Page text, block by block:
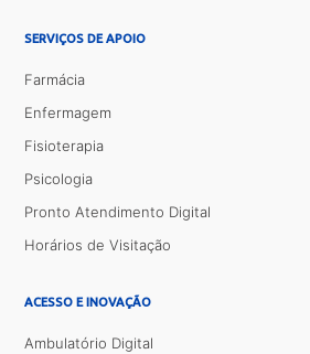
SERVIÇOS DE APOIO
Farmácia
Enfermagem
Fisioterapia
Psicologia
Pronto Atendimento Digital
Horários de Visitação
ACESSO E INOVAÇÃO
Ambulatório Digital